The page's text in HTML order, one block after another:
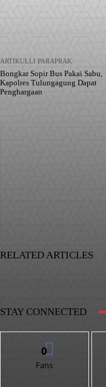
ARTIKULLI PARAPRAK
Bongkar Sopir Bus Pakai Sabu,
Kapolres Tulungagung Dapat
Penghargaan
RELATED ARTICLES
STAY CONNECTED
0
Fans